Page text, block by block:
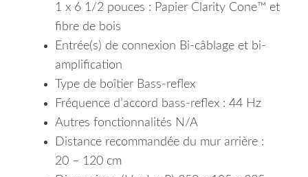
1 x 6 1/2 pouces : Papier Clarity Cone™ et
fibre de bois
Entrée(s) de connexion Bi-câblage et bi-
amplification
Type de boîtier Bass-reflex
Fréquence d’accord bass-reflex : 44 Hz
Autres fonctionnalités N/A
Distance recommandée du mur arrière :
20 – 120 cm